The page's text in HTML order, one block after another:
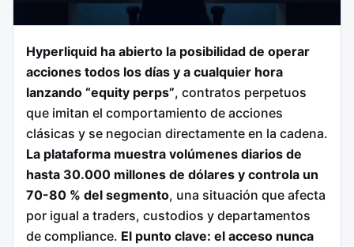
Hyperliquid ha abierto la posibilidad de operar
acciones todos los días y a cualquier hora
lanzando “equity perps”, contratos perpetuos
que imitan el comportamiento de acciones
clásicas y se negocian directamente en la cadena.
La plataforma muestra volúmenes diarios de
hasta 30.000 millones de dólares y controla un
70-80 % del segmento, una situación que afecta
por igual a traders, custodios y departamentos
de compliance. El punto clave: el acceso nunca